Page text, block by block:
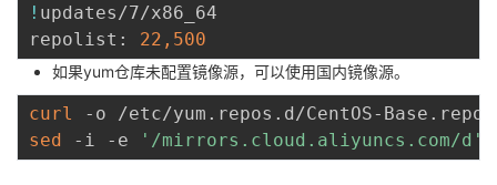
! updates/7/x86_64
repolist: 22,500
如果yum仓库未配置镜像源，可以使用国内镜像源。
curl
sed -i -e '/mirrors.cloud.aliyuncs.com/d'